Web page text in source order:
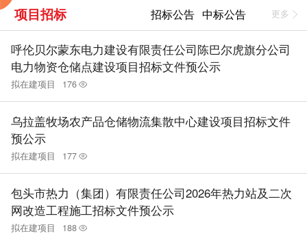
项目招标 招标公告 中标公告 更多
呼伦贝尔蒙东电力建设有限责任公司陈巴尔虎旗分公司
电力物资仓储点建设项目招标文件预公示
拟在建项目 176
乌拉盖牧场农产品仓储物流集散中心建设项目招标文件
预公示
拟在建项目 177
包头市热力（集团）有限责任公司2026年热力站及二次
网改造工程施工招标文件预公示
拟在建项目 188